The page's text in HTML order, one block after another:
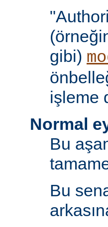
gibi)
işleme
Normal
Bu
Bu